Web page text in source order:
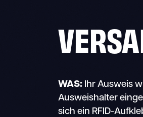
WAS:Ihr Ausweis
Ausweishalter
sich ein RFID-